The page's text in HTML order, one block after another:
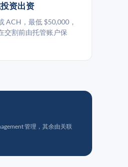
资出资
ACH，最低 $50,000，
交割前由托管账户保
管理，其余由关联